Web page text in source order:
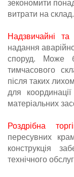
зекономити
витрати на склад.
Надзвичайні
надання
споруд. Може
тимчасового
після таких
для
матеріальних
Роздрібна
пересувних
конструкція
технічного